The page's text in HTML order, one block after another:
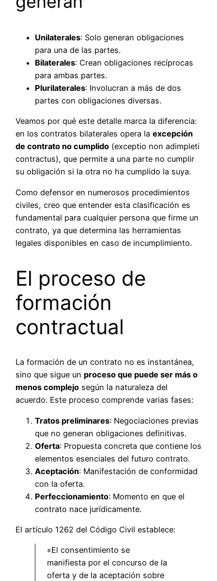
Unilaterales: Solo generan obligaciones
para una de las partes.
Bilaterales: Crean obligaciones recíprocas
para ambas partes.
Plurilaterales: Involucran a más de dos
partes con obligaciones diversas.
Veamos por qué este detalle marca la diferencia:
en los contratos bilaterales opera la excepción
de contrato no cumplido (exceptio non adimpleti
contractus), que permite a una parte no cumplir
su obligación si la otra no ha cumplido la suya.
Como defensor en numerosos procedimientos
civiles, creo que entender esta clasificación es
fundamental para cualquier persona que firme un
contrato, ya que determina las herramientas
legales disponibles en caso de incumplimiento.
El proceso de
formación
contractual
La formación de un contrato no es instantánea,
sino que sigue un proceso que puede ser más o
menos complejo según la naturaleza del
acuerdo. Este proceso comprende varias fases:
Tratos preliminares: Negociaciones previas
que no generan obligaciones definitivas.
Oferta: Propuesta concreta que contiene los
elementos esenciales del futuro contrato.
Aceptación: Manifestación de conformidad
con la oferta.
Perfeccionamiento: Momento en que el
contrato nace jurídicamente.
El artículo 1262 del Código Civil establece:
«El consentimiento se
manifiesta por el concurso de la
oferta y de la aceptación sobre